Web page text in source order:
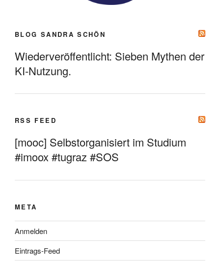
BLOG SANDRA SCHÖN
Wiederveröffentlicht: Sieben Mythen der
KI-Nutzung.
RSS FEED
[mooc] Selbstorganisiert im Studium
#imoox #tugraz #SOS
META
Anmelden
Eintrags-Feed